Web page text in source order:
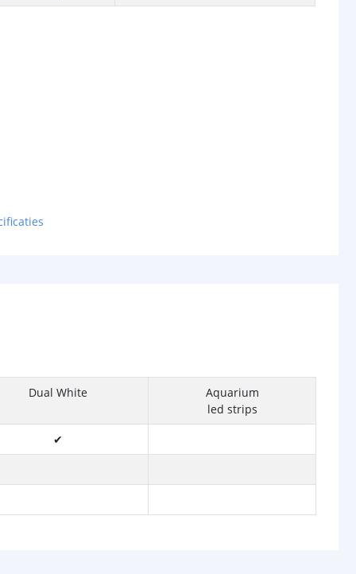
Dual White
Aquarium
led strips
✔